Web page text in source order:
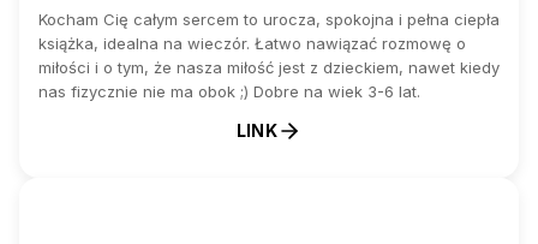
Kocham Cię całym sercem to urocza, spokojna i pełna ciepła
książka, idealna na wieczór. Łatwo nawiązać rozmowę o
miłości i o tym, że nasza miłość jest z dzieckiem, nawet kiedy
nas fizycznie nie ma obok ;) Dobre na wiek 3-6 lat.
LINK